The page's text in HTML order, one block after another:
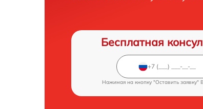
Бесплатная
Нажимая на кнопку "Оставить заявку"